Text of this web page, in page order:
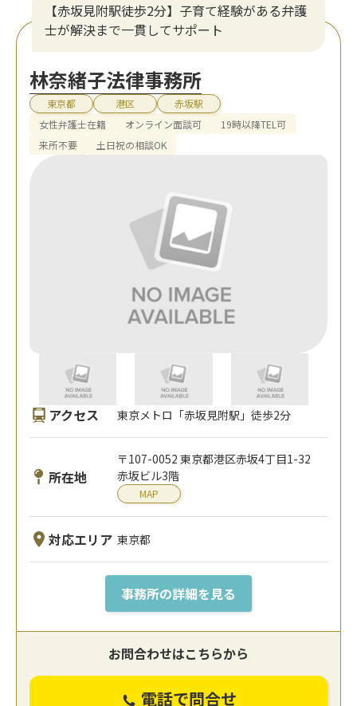
【赤坂見附駅徒歩2分】子育て経験がある弁護
士が解決まで一貫してサポート
林奈緒子法律事務所
東京都 港区
赤坂駅
女性弁護士在籍
オンライン面談可
19時以降TEL可
来所不要
土日祝の相談OK
アクセス 東京メトロ「赤坂見附駅」徒歩2分
所在地
〒107-0052 東京都港区赤坂4丁目1-32
赤坂ビル3階
MAP
対応エリア 東京都
事務所の詳細を見る
お問合わせはこちらから
電話で問合せ